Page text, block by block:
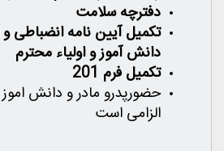
دفترچه سلامت
تکمیل آیین نامه انضباطی
دانش آموز و اولیاء محترم
تکمیل فرم 201
حضورپدرو مادر و دانش
الزامی است